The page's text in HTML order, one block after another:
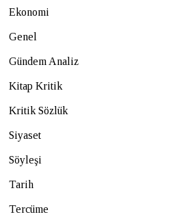
Ekonomi
Genel
Gündem Analiz
Kitap Kritik
Kritik Sözlük
Siyaset
Söyleşi
Tarih
Tercüme